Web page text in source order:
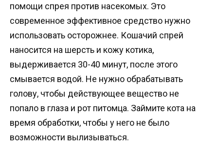
помощи спрея против насекомых. Это
современное эффективное средство нужно
использовать осторожнее. Кошачий спрей
наносится на шерсть и кожу котика,
выдерживается 30-40 минут, после этого
смывается водой. Не нужно обрабатывать
голову, чтобы действующее вещество не
попало в глаза и рот питомца. Займите кота на
время обработки, чтобы у него не было
возможности вылизываться.